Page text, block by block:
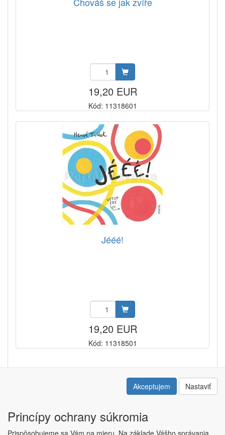
19,20 EUR
Kód: 11318601
Jééé!
19,20 EUR
Kód: 11318501
2 3 4 5
Akceptujem Nastaviť
Princípy ochrany súkromia
Prispôsobujeme sa Vám na mieru. Na základe Vášho správania